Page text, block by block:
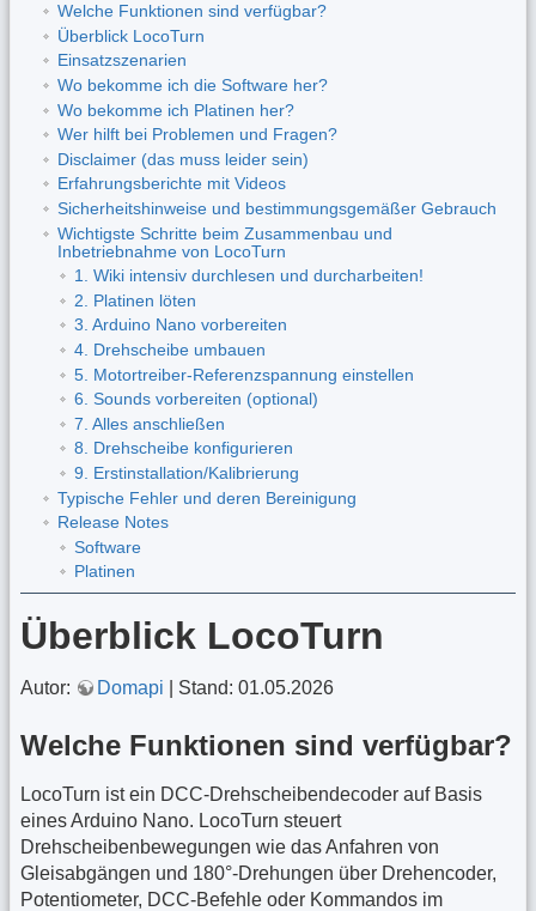
Welche Funktionen sind verfügbar?
Überblick LocoTurn
Einsatzszenarien
Wo bekomme ich die Software her?
Wo bekomme ich Platinen her?
Wer hilft bei Problemen und Fragen?
Disclaimer (das muss leider sein)
Erfahrungsberichte mit Videos
Sicherheitshinweise und bestimmungsgemäßer Gebrauch
Wichtigste Schritte beim Zusammenbau und
Inbetriebnahme von LocoTurn
1. Wiki intensiv durchlesen und durcharbeiten!
2. Platinen löten
3. Arduino Nano vorbereiten
4. Drehscheibe umbauen
5. Motortreiber-Referenzspannung einstellen
6. Sounds vorbereiten (optional)
7. Alles anschließen
8. Drehscheibe konfigurieren
9. Erstinstallation/Kalibrierung
Typische Fehler und deren Bereinigung
Release Notes
Software
Platinen
Überblick LocoTurn
Autor: Domapi | Stand: 01.05.2026
Welche Funktionen sind verfügbar?
LocoTurn ist ein DCC-Drehscheibendecoder auf Basis
eines Arduino Nano. LocoTurn steuert
Drehscheibenbewegungen wie das Anfahren von
Gleisabgängen und 180°-Drehungen über Drehencoder,
Potentiometer, DCC-Befehle oder Kommandos im